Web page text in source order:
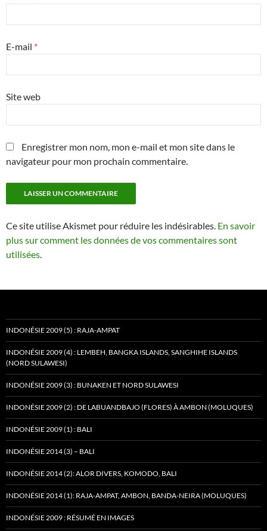
E-mail *
Site web
Enregistrer mon nom, mon e-mail et mon site dans le
navigateur pour mon prochain commentaire.
Ce site utilise Akismet pour réduire les indésirables. En savoir
plus sur comment les données de vos commentaires sont
utilisées
INDONÉSIE 2009 (5) : RAJA-AMPAT
INDONÉSIE 2009 (4) : LEMBEH, BANGKA ISLANDS, SANGHIHE ISLANDS
(NORD SULAWESI)
INDONÉSIE 2009 (3) : BUNAKEN ET NORD SULAWESI
INDONÉSIE 2009 (2) : DE LABUANDBAJO (FLORES) À AMBON (MOLUQUES)
INDONÉSIE 2009 (1) : BALI
INDONÉSIE 2014 (3) – BALI
INDONÉSIE 2014 (2): ALOR DIVERS, KOMODO, BALI
INDONÉSIE 2014 (1): RAJA-AMPAT, AMBON, BANDA-NEIRA (MOLUQUES)
INDONÉSIE 2009 : RÉSUMÉ EN IMAGES